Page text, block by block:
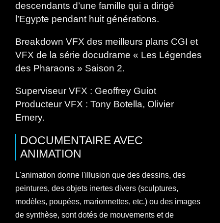
descendants d’une famille qui a dirigé
l’Egypte pendant huit générations.
Breakdown VFX des meilleurs plans CGI et
VFX de la série docudrame « Les Légendes
des Pharaons » Saison 2.
Superviseur VFX : Geoffrey Guiot
Producteur VFX : Tony Botella, Olivier
Emery.
DOCUMENTAIREAVEC
ANIMATION
L'animation donne l'illusion que des dessins, des
peintures, des objets inertes divers (sculptures,
modèles, poupées, marionnettes, etc.) ou des images
de synthèse, sont dotés de mouvements et de